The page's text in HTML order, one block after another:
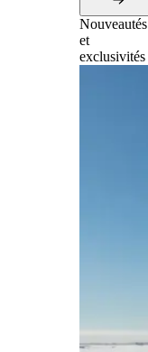
Nouveautés
et
exclusivités